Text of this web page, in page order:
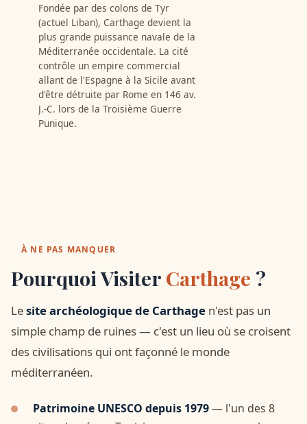
Fondée par des colons de Tyr
(actuel Liban), Carthage devient la
plus grande puissance navale de la
Méditerranée occidentale. La cité
contrôle un empire commercial
allant de l'Espagne à la Sicile avant
d'être détruite par Rome en 146 av.
J.-C. lors de la Troisième Guerre
Punique.
À NE PAS MANQUER
Pourquoi Visiter Carthage ?
Lesite archéologique de Carthage n'est pas un
simple champ de ruines — c'est un lieu où se croisent
des civilisations qui ont façonné le monde
méditerranéen.
Patrimoine UNESCO depuis 1979— l'un des 8